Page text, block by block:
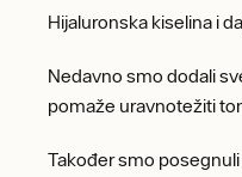
Hijaluronska kiselina i
Nedavno smo dodali
pomaže uravnotežiti
Također smo